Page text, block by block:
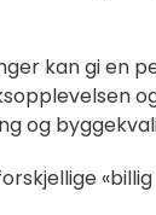
kan gi en
og